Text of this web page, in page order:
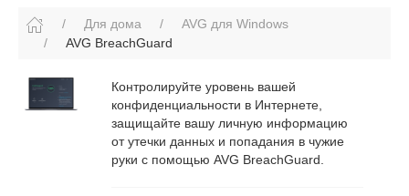
Для дома
AVG для Windows
AVG BreachGuard
Контролируйте уровень вашей
конфиденциальности в Интернете,
защищайте вашу личную информацию
от утечки данных и попадания в чужие
руки с помощью AVG BreachGuard.